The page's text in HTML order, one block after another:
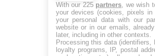
With our 225 partners , we wish
your devices (cookies, pixels
your personal data with our
website or in our emails,
later, including in other contexts.
Processing this data (identifiers,
loyalty programs, IP, postal